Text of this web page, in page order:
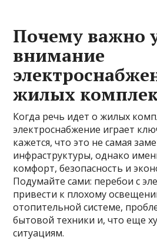
Почему важно
внимание
жилых
Когда речь идет о жилых
электроснабжение играет
кажется, что это не самая
инфраструктуры, однако
комфорт, безопасность и
Подумайте сами: перебои с
привести к плохому
отопительной системе,
бытовой техники и, что еще
ситуациям.